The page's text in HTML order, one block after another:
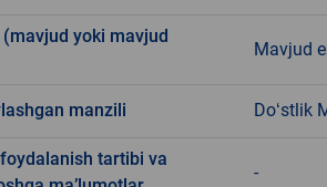
yoki mavjud
Mavjud
manzili Doʻstlik
tartibi va
-